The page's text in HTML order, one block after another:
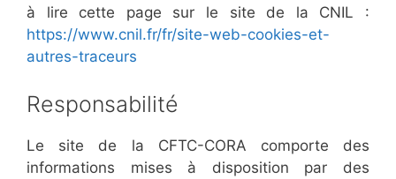
à lire cette page sur le site de la CNIL :
https://www.cnil.fr/fr/site-web-cookies-et-
autres-traceurs
Responsabilité
Le site de la CFTC-CORA comporte des
informations mises à disposition par des